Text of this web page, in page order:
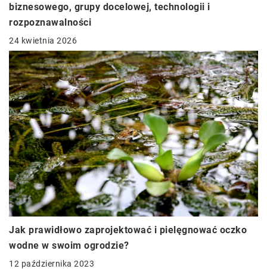
biznesowego, grupy docelowej, technologii i
rozpoznawalności
24 kwietnia 2026
Jak prawidłowo zaprojektować i pielęgnować oczko
wodne w swoim ogrodzie?
12 października 2023